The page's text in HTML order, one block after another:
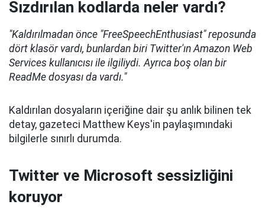
Sızdırılan kodlarda neler vardı?
"Kaldırılmadan önce "FreeSpeechEnthusiast" reposunda
dört klasör vardı, bunlardan biri Twitter'ın Amazon Web
Services kullanıcısı ile ilgiliydi. Ayrıca boş olan bir
ReadMe dosyası da vardı."
Kaldırılan dosyaların içeriğine dair şu anlık bilinen tek
detay, gazeteci Matthew Keys'in paylaşımındaki
bilgilerle sınırlı durumda.
Twitter ve Microsoft sessizliğini
koruyor